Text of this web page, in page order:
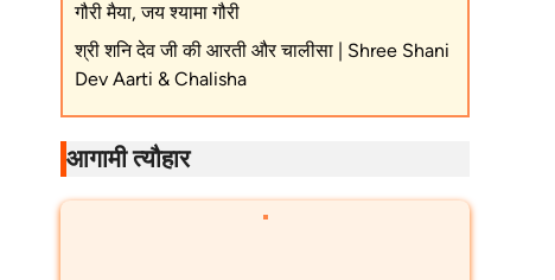
गौरी मैया, जय श्यामा गौरी
श्री शनि देव जी की आरती और चालीसा | Shree Shani
Dev Aarti & Chalisha
आगामी त्यौहार